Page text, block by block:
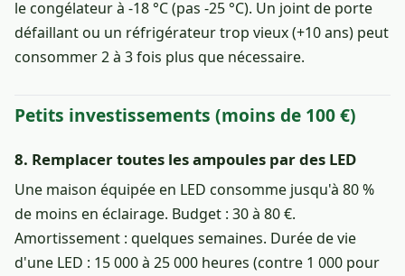
le congélateur à -18 °C (pas -25 °C). Un joint de porte
défaillant ou un réfrigérateur trop vieux (+10 ans) peut
consommer 2 à 3 fois plus que nécessaire.
Petits investissements (moins de 100 €)
8. Remplacer toutes les ampoules par des LED
Une maison équipée en LED consomme jusqu'à 80 %
de moins en éclairage. Budget : 30 à 80 €.
Amortissement : quelques semaines. Durée de vie
d'une LED : 15 000 à 25 000 heures (contre 1 000 pour